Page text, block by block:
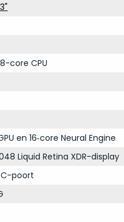
core CPU
en 16‑core Neural Engine
Liquid Retina XDR-display
poort